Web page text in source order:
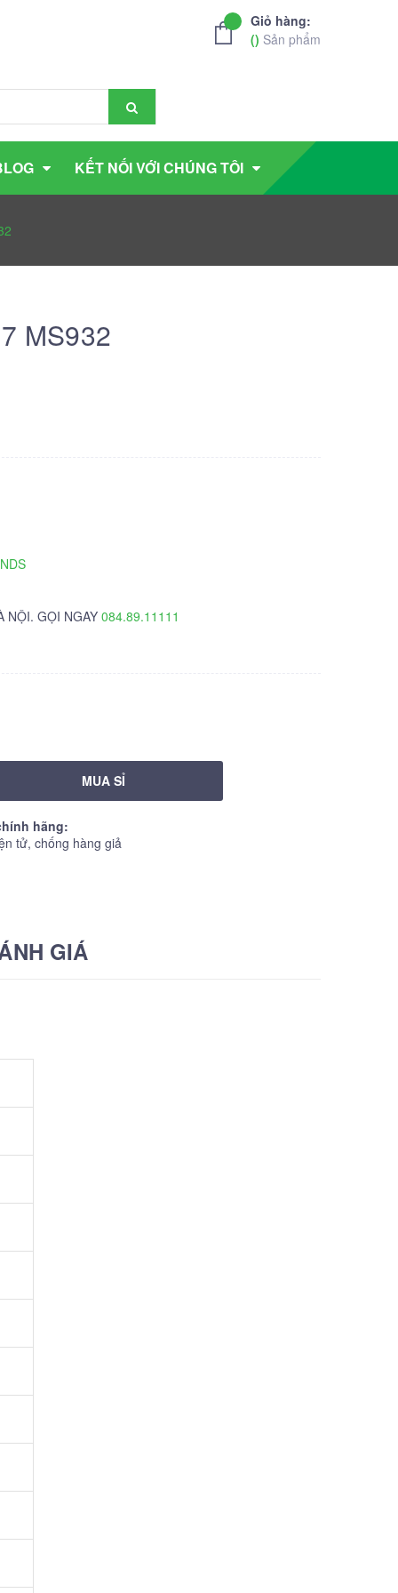
Giỏ hàng:
() Sản phẩm
KẾT NỐI VỚI CHÚNG TÔI
MS932
NỘI. GỌI NGAY 084.89.11111
MUA SỈ
hãng:
tử, chống hàng giả
GIÁ